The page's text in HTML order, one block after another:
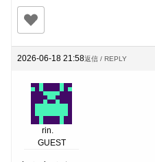
2026-06-18 21:58返信 / REPLY
rin.
GUEST